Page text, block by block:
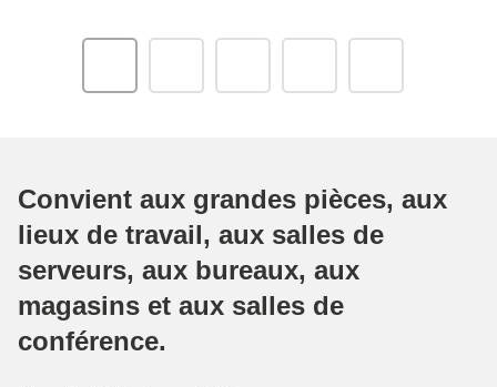
Convient aux grandes pièces, aux
lieux de travail, aux salles de
serveurs, aux bureaux, aux
magasins et aux salles de
conférence.